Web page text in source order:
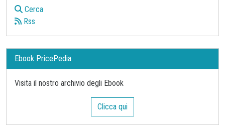
Cerca
Rss
Ebook PricePedia
Visita il nostro archivio degli Ebook
Clicca qui